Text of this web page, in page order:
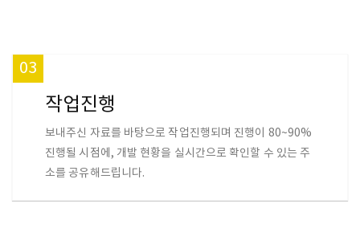
03
작업진행
보내주신 자료를 바탕으로 작업진행되며 진행이 80~90%
진행될 시점에, 개발 현황을 실시간으로 확인할 수 있는 주
소를 공유해드립니다.